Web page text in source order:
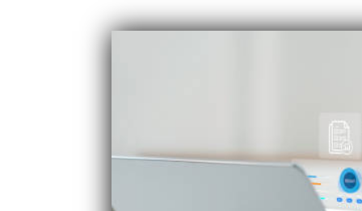
Vyplatí se
investování
Rozumějte